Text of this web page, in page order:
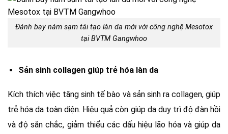
Đánh bay nám sạm tái tạo làn da mới với công nghệ Mesotox
tại BVTM Gangwhoo
Sản sinh collagen giúp trẻ hóa làn da
Kích thích việc tăng sinh tế bào và sản sinh ra collagen, giúp
trẻ hóa da toàn diện. Hiệu quả còn giúp da duy trì độ đàn hồi
và độ săn chắc, giảm thiểu các dấu hiệu lão hóa và giúp da